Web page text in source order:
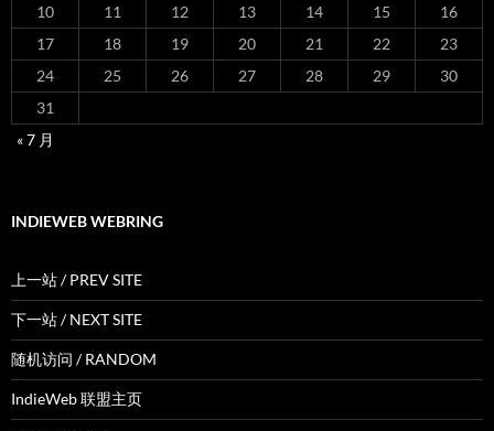
10
11 12 13 14 15
16
17
18 19 20 21 22
23
24
25 26 27 28 29
30
31
« 7 月
INDIEWEB WEBRING
上一站 / PREV SITE
下一站 / NEXT SITE
随机访问 / RANDOM
IndieWeb 联盟主页